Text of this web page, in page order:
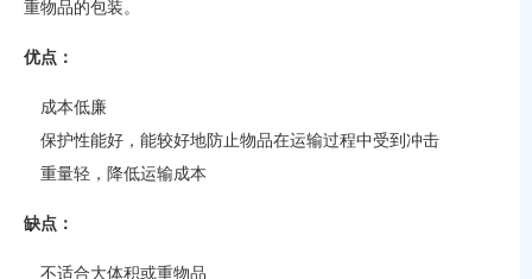
重物品的包装。
优点：
成本低廉
保护性能好，能较好地防止物品在运输过程中受到冲击
重量轻，降低运输成本
缺点：
不适合大体积或重物品